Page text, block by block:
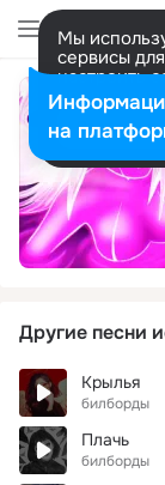
Мы
сервисы
настроить
Другие песни
Крылья
билборды
Плачь
билборды
на